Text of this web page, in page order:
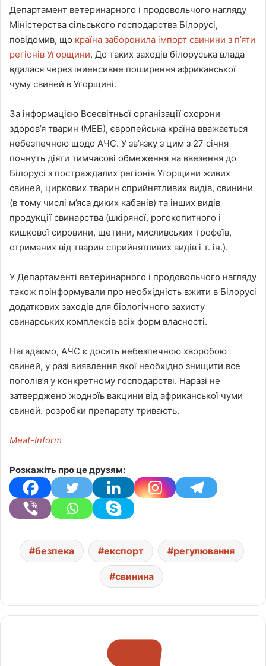
o
w
o
n
X
a
n
e
m
a
l
Департамент ветеринарного і продовольчого нагляду
Міністерства сільського господарства Білорусі,
повідомив, що країна заборонила імпорт свинини з п’яти
регіонів Угорщини. До таких заходів білоруська влада
вдалася через іниенсивне поширення африканської
чуму свиней в Угорщині.
За інформацією Всесвітньої організації охорони
здоров’я тварин (МЕБ), європейська країна вважається
небезпечною щодо АЧС. У зв’язку з цим з 27 січня
почнуть діяти тимчасові обмеження на ввезення до
Білорусі з постраждалих регіонів Угорщини живих
свиней, циркових тварин сприйнятливих видів, свинини
(в тому числі м’яса диких кабанів) та інших видів
продукції свинарства (шкіряної, рогокопитного і
кишкової сировини, щетини, мисливських трофеїв,
отриманих від тварин сприйнятливих видів і т. ін.).
У Департаменті ветеринарного і продовольчого нагляду
також поінформували про необхідність вжити в Білорусі
додаткових заходів для біологічного захисту
свинарських комплексів всіх форм власності.
Нагадаємо, АЧС є досить небезпечною хворобою
свиней, у разі виявлення якої необхідно знищити все
поголів’я у конкретному господарстві. Наразі не
затверджено жодноїь вакцини від африканської чуми
свиней. розробки препарату тривають.
Meat-Inform
Розкажіть про це друзям:
безпека експорт регулювання
свинина